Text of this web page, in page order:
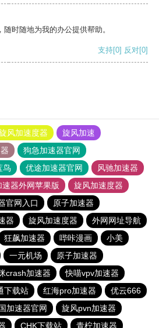
时随地为我的办公提供帮助。
支持[0] 反对[0]
风加速度器
旋风加速
狗急加速器官网
鸟 优途加速器官网
风驰加速器
器外网苹果版
旋风加速度器
官网入口
原子加速器
器 旋风加速度器
外网网址导航
狂飙加速器 哔咔漫画
小美
一元机场
原子加速器
crash加速器
快喵vpv加速器
下载站 红海pro加速器
优云666
加速器官网
旋风pvn加速器
CHK下载站 青柠加速器